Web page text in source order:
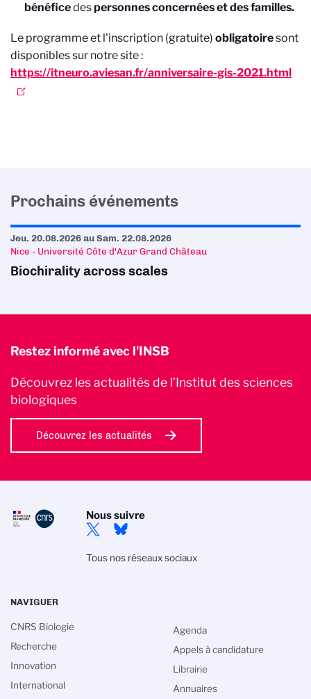
bénéficedespersonnes concernées et des familles.
Le programme et l'inscription (gratuite) obligatoiresont
disponibles sur notre site :
https://itneuro.aviesan.fr/anniversaire-gis-2021.html
Prochains événements
Jeu. 20.08.2026auSam. 22.08.2026
Nice - Université Côte d'Azur Grand Château
Biochirality across scales
Restez informé avec l'INSB
Découvrez les actualités de l’Institut des sciences
biologiques
Découvrez les actualités
Nous suivre
Tous nos réseaux sociaux
NAVIGUER
CNRS Biologie
Recherche
Innovation
International
Agenda
Appels à candidature
Librairie
Annuaires